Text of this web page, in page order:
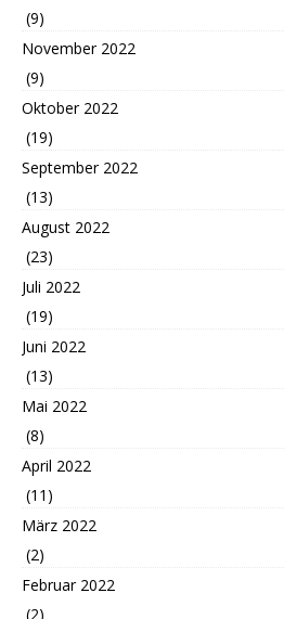
(9)
November 2022
(9)
Oktober 2022
(19)
September 2022
(13)
August 2022
(23)
Juli 2022
(19)
Juni 2022
(13)
Mai 2022
(8)
April 2022
(11)
März 2022
(2)
Februar 2022
(2)